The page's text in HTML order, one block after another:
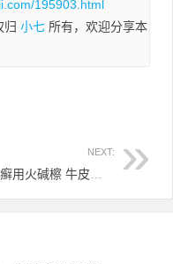
195903.html
归 小七 所有，欢迎分享本
NEXT: